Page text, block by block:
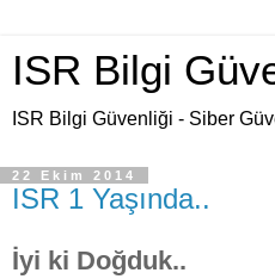
ISR Bilgi
ISR Bilgi Güvenliği - Siber
22 Ekim 2014
ISR 1 Yaşında..
İyi ki Doğduk..